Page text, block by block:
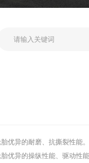
优异的耐磨、抗撕裂性能。
优异的操纵性能、驱动性能